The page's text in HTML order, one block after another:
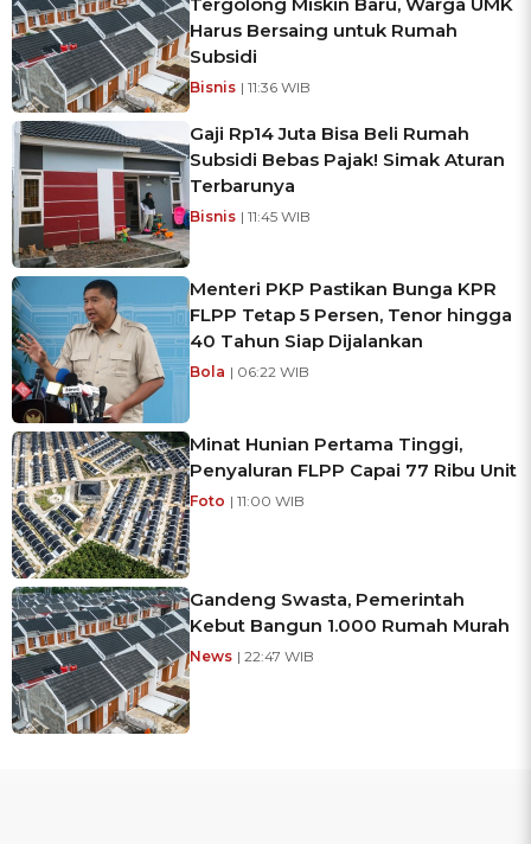
Harus Bersaing untuk Rumah
Subsidi
Bisnis | 11:36 WIB
Gaji Rp14 Juta Bisa Beli Rumah
Subsidi Bebas Pajak! Simak Aturan
Terbarunya
Bisnis | 11:45 WIB
Menteri PKP Pastikan Bunga KPR
FLPP Tetap 5 Persen, Tenor hingga
40 Tahun Siap Dijalankan
Bola | 06:22 WIB
Minat Hunian Pertama Tinggi,
Penyaluran FLPP Capai 77 Ribu Unit
Foto | 11:00 WIB
Gandeng Swasta, Pemerintah
Kebut Bangun 1.000 Rumah Murah
News | 22:47 WIB